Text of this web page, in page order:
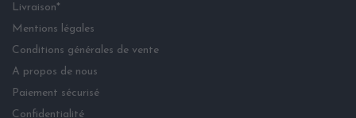
Livraison*
Mentions légales
Conditions générales de vente
A propos de nous
Paiement sécurisé
Confidentialité